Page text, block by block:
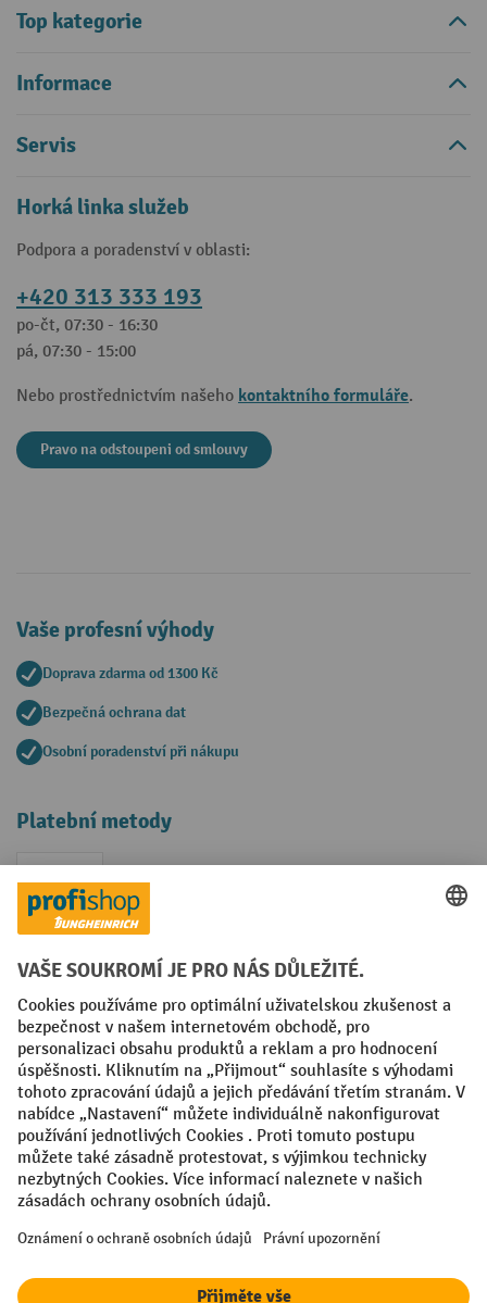
Top kategorie
Informace
Servis
Horká linka služeb
Podpora a poradenství v oblasti:
+420 313 333 193
po-čt, 07:30 - 16:30
pá, 07:30 - 15:00
Nebo prostřednictvím našeho kontaktního formuláře.
Pravo na odstoupeni od smlouvy
Vaše profesní výhody
Doprava zdarma od 1300 Kč
Bezpečná ochrana dat
Osobní poradenství při nákupu
Platební metody
Faktura
Sociální sítě
Facebook
YouTubeLinkedIn
VODP Otisk
Prohlášení o ochraně osobních údajů
Nastavení ochrany osobních údajů
All prices excl. VAT plusshipping costsand possible delivery charges,